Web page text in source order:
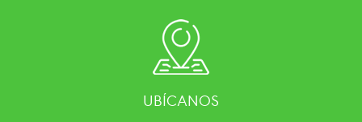
UBÍCANOS